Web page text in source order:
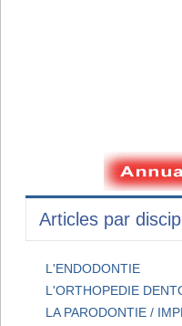
Articles par
L'ENDODONTIE
L'ORTHOPEDIE
LA PARODONTIE /